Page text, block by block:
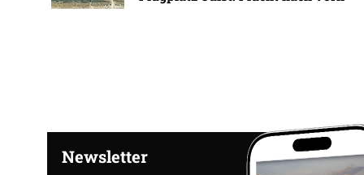
Newsletter